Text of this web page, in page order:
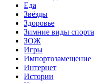
Еда
Звёзды
Здоровье
Зимние виды спорта
ЗОЖ
Игры
Импортозамещение
Интернет
Истории